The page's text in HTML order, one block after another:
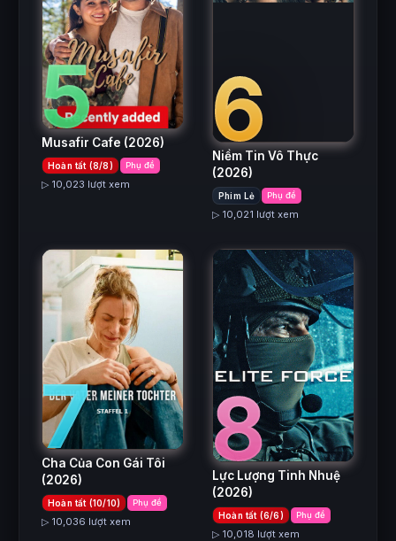
5
Musafir Cafe (2026)
Hoàn tất (8/8) Phụ đề
▷ 10,023 lượt xem
6
Niềm Tin Vô Thực
(2026)
Phim Lẻ Phụ đề
▷ 10,021 lượt xem
7
Cha Của Con Gái Tôi
(2026)
Hoàn tất (10/10) Phụ đề
▷ 10,036 lượt xem
8
Lực Lượng Tinh Nhuệ
(2026)
Hoàn tất (6/6) Phụ đề
▷ 10,018 lượt xem